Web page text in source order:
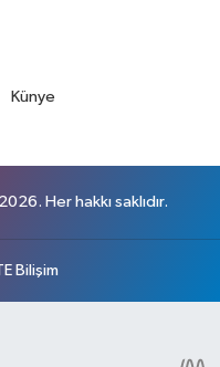
Künye
Her hakkı saklıdır.
Bilişim